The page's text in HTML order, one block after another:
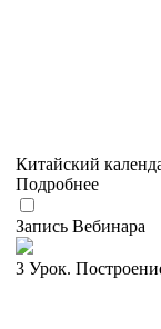
Китайский
Подробнее
Запись Вебинара
3 Урок.